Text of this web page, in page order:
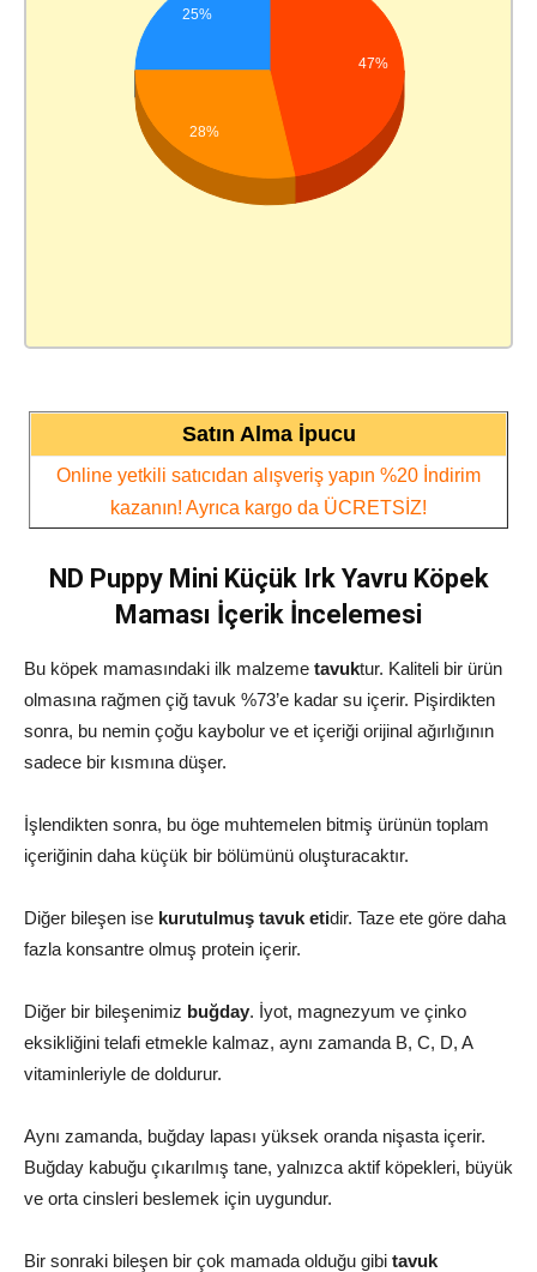
47%
25%
28%
Satın Alma İpucu
Online yetkili satıcıdan alışveriş yapın %20 İndirim
kazanın! Ayrıca kargo da ÜCRETSİZ!
ND Puppy Mini Küçük Irk Yavru Köpek
Maması İçerik İncelemesi
Bu köpek mamasındaki ilk malzeme tavuktur. Kaliteli bir ürün
olmasına rağmen çiğ tavuk %73’e kadar su içerir. Pişirdikten
sonra, bu nemin çoğu kaybolur ve et içeriği orijinal ağırlığının
sadece bir kısmına düşer.
İşlendikten sonra, bu öge muhtemelen bitmiş ürünün toplam
içeriğinin daha küçük bir bölümünü oluşturacaktır.
Diğer bileşen ise kurutulmuş tavuk etidir. Taze ete göre daha
fazla konsantre olmuş protein içerir.
Diğer bir bileşenimiz buğday. İyot, magnezyum ve çinko
eksikliğini telafi etmekle kalmaz, aynı zamanda B, C, D, A
vitaminleriyle de doldurur.
Aynı zamanda, buğday lapası yüksek oranda nişasta içerir.
Buğday kabuğu çıkarılmış tane, yalnızca aktif köpekleri, büyük
ve orta cinsleri beslemek için uygundur.
Bir sonraki bileşen bir çok mamada olduğu gibi tavuk